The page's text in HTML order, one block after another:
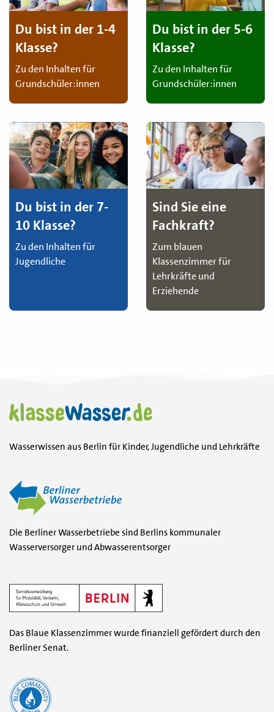
Du bist in der 1-4
Klasse?
Zu den Inhalten für
Grundschüler:innen
Du bist in der 5-6
Klasse?
Zu den Inhalten für
Grundschüler:innen
Du bist in der 7-
10 Klasse?
Zu den Inhalten für
Jugendliche
Sind Sie eine
Fachkraft?
Zum blauen
Klassenzimmer für
Lehrkräfte und
Erziehende
Wasserwissen aus Berlin für Kinder, Jugendliche und Lehrkräfte
Die Berliner Wasserbetriebe sind Berlins kommunaler
Wasserversorger und Abwasserentsorger
Das Blaue Klassenzimmer wurde finanziell gefördert durch den
Berliner Senat.